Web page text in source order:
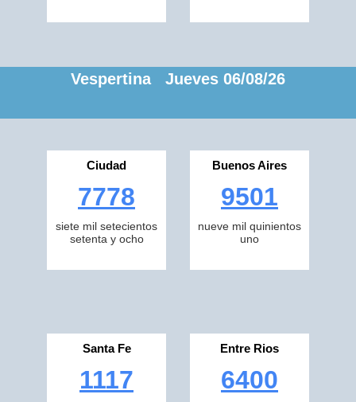
Vespertina Jueves 06/08/26
Ciudad
7778
siete mil setecientos
setenta y ocho
Buenos Aires
9501
nueve mil quinientos
uno
Santa Fe
1117
Entre Rios
6400